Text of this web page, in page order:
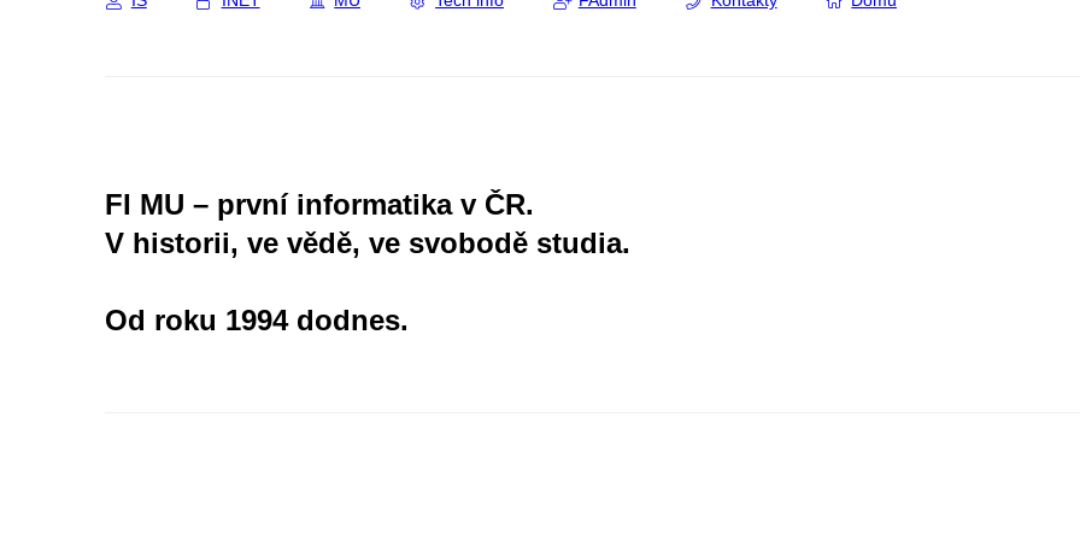
FI MU – první informatika v ČR.
V historii, ve vědě, ve svobodě studia.
Od roku 1994 dodnes.